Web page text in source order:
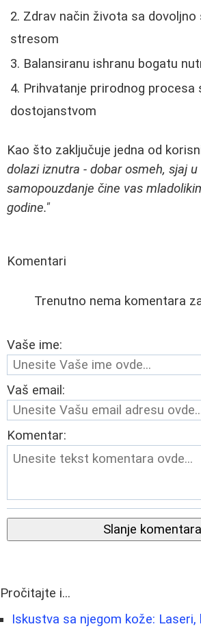
Zdrav način života sa dovoljno
stresom
Balansiranu ishranu bogatu
Prihvatanje prirodnog procesa
dostojanstvom
Kao što zaključuje jedna od
dolazi iznutra - dobar osmeh, sjaj
samopouzdanje čine vas
godine."
Komentari
Trenutno nema komentara
Vaše ime:
Vaš email:
Komentar:
Slanje komentara
Pročitajte i...
Iskustva sa njegom kože: Laseri,